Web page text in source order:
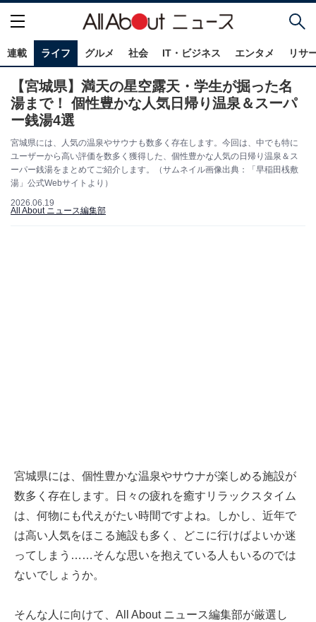
連載 ライフ グルメ 社会 IT・ビジネス エンタメ リサ
【宮城県】満天の星空露天・学生が掘った名
湯まで！ 個性豊かな人気日帰り温泉＆スーパ
ー銭湯4選
宮城県には、人気の温泉やサウナも数多く存在します。今回は、中でも特に
ユーザーから高い評価を数多く獲得した、個性豊かな人気の日帰り温泉＆ス
ーパー銭湯をまとめてご紹介します。（サムネイル画像出典：「早稲田桟敷
湯」公式Webサイトより）
2026.06.19
All About ニュース編集部
宮城県には、個性豊かな温泉やサウナが楽しめる施設が
数多く存在します。日々の疲れを癒すリラックスタイム
は、何物にも代えがたい時間ですよね。しかし、近年で
は高い人気をほこる施設も多く、どこに行けばよいか迷
ってしまう……そんな思いを抱えている人もいるのでは
ないでしょうか。
そんな人に向けて、All About ニュース編集部が厳選し